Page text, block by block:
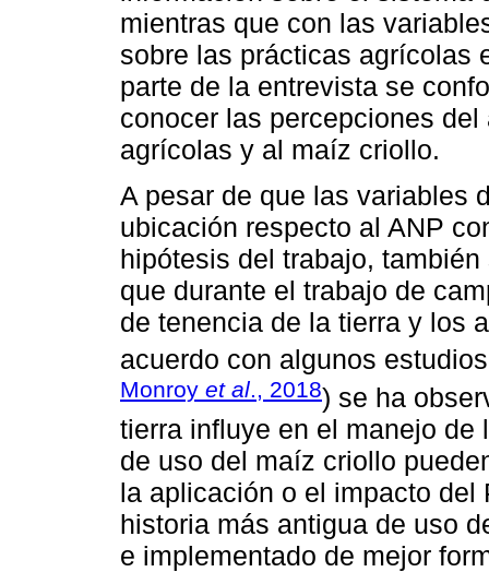
mientras que con las
sobre las prácticas agrícolas
parte de la entrevista se
conocer las percepciones
agrícolas y al maíz criollo.
A pesar de que las variables
ubicación respecto al ANP
hipótesis del trabajo,
que durante el trabajo de
de tenencia de la tierra y los
acuerdo con algunos
Monroy et al ., 2018) se ha
tierra influye en el manejo
de uso del maíz criollo
la aplicación o el impacto del
historia más antigua de uso
e implementado de mejor